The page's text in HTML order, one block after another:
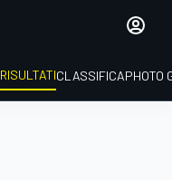
RISULTATICLASSIFICAPHOTO